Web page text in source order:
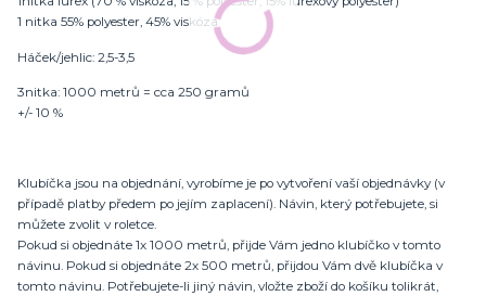
1 nitka 55% polyester, 45% viskóza
Háček/jehlic: 2,5-3,5
3nitka: 1000 metrů = cca 250 gramů
+/- 10 %
Klubíčka jsou na objednání, vyrobíme je po vytvoření vaší objednávky (v
případě platby předem po jejím zaplacení). Návin, který potřebujete, si
můžete zvolit v roletce.
Pokud si objednáte 1x 1000 metrů, přijde Vám jedno klubíčko v tomto
návinu. Pokud si objednáte 2x 500 metrů, přijdou Vám dvě klubíčka v
tomto návinu. Potřebujete-li jiný návin, vložte zboží do košíku tolikrát,